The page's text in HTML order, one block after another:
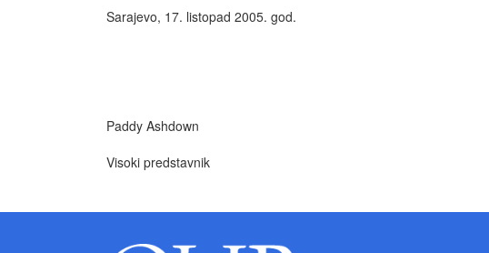
Sarajevo, 17. listopad 2005. god.
Paddy Ashdown
Visoki predstavnik